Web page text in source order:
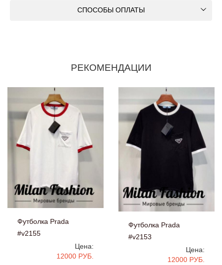
СПОСОБЫ ОПЛАТЫ
РЕКОМЕНДАЦИИ
Футболка Prada
#v2155
Цена:
12000 РУБ.
Футболка Prada
#v2153
Цена:
12000 РУБ.